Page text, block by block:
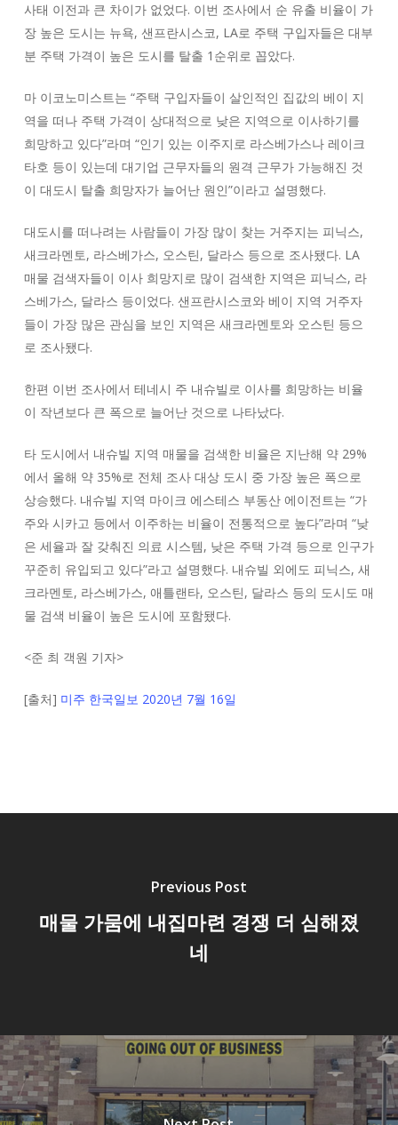
사태 이전과 큰 차이가 없었다. 이번 조사에서 순 유출 비율이 가
장 높은 도시는 뉴욕, 샌프란시스코, LA로 주택 구입자들은 대부
분 주택 가격이 높은 도시를 탈출 1순위로 꼽았다.
마 이코노미스트는 “주택 구입자들이 살인적인 집값의 베이 지
역을 떠나 주택 가격이 상대적으로 낮은 지역으로 이사하기를
희망하고 있다”라며 “인기 있는 이주지로 라스베가스나 레이크
타호 등이 있는데 대기업 근무자들의 원격 근무가 가능해진 것
이 대도시 탈출 희망자가 늘어난 원인”이라고 설명했다.
대도시를 떠나려는 사람들이 가장 많이 찾는 거주지는 피닉스,
새크라멘토, 라스베가스, 오스틴, 달라스 등으로 조사됐다. LA
매물 검색자들이 이사 희망지로 많이 검색한 지역은 피닉스, 라
스베가스, 달라스 등이었다. 샌프란시스코와 베이 지역 거주자
들이 가장 많은 관심을 보인 지역은 새크라멘토와 오스틴 등으
로 조사됐다.
한편 이번 조사에서 테네시 주 내슈빌로 이사를 희망하는 비율
이 작년보다 큰 폭으로 늘어난 것으로 나타났다.
타 도시에서 내슈빌 지역 매물을 검색한 비율은 지난해 약 29%
에서 올해 약 35%로 전체 조사 대상 도시 중 가장 높은 폭으로
상승했다. 내슈빌 지역 마이크 에스테스 부동산 에이전트는 “가
주와 시카고 등에서 이주하는 비율이 전통적으로 높다”라며 “낮
은 세율과 잘 갖춰진 의료 시스템, 낮은 주택 가격 등으로 인구가
꾸준히 유입되고 있다”라고 설명했다. 내슈빌 외에도 피닉스, 새
크라멘토, 라스베가스, 애틀랜타, 오스틴, 달라스 등의 도시도 매
물 검색 비율이 높은 도시에 포함됐다.
<준 최 객원 기자>
[출처] 미주 한국일보 2020년 7월 16일
Previous Post
매물 가뭄에 내집마련 경쟁 더 심해졌
네